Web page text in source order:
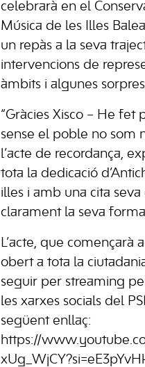
celebrarà en el
Música de les Illes
un repàs a la seva
intervencions de
àmbits i algunes
“Gràcies Xisco – He fet
sense el poble no som
l’acte de recordança,
tota la dedicació
illes i amb una cita seva
clarament la seva
L’acte, que començarà
obert a tota la
seguir per streaming
les xarxes socials del
següent enllaç:
https://